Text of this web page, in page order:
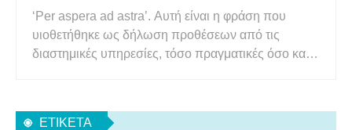
‘Per aspera ad astra’. Αυτή είναι η φράση που
υιοθετήθηκε ως δήλωση προθέσεων από τις
διαστημικές υπηρεσίες, τόσο πραγματικές όσο και
πρέπει να υπομείνει το ανθρώπινο σώμα για να
ΕΤΙΚΈΤΑ